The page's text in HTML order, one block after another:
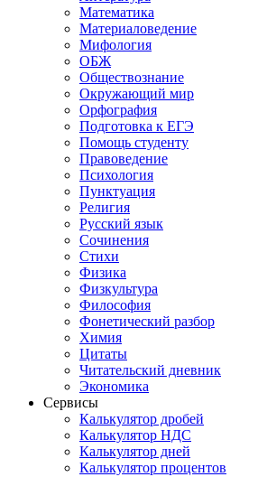
Математика
Материаловедение
Мифология
ОБЖ
Обществознание
Окружающий мир
Орфография
Подготовка к ЕГЭ
Помощь студенту
Правоведение
Психология
Пунктуация
Религия
Русский язык
Сочинения
Стихи
Физика
Физкультура
Философия
Фонетический разбор
Химия
Цитаты
Читательский дневник
Экономика
Сервисы
Калькулятор дробей
Калькулятор НДС
Калькулятор дней
Калькулятор процентов